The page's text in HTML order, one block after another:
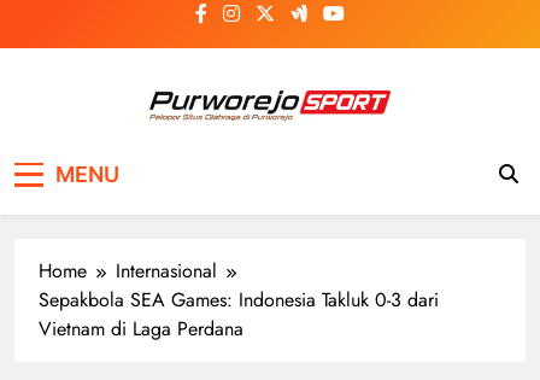
to
MENU
Home
Internasional
Sepakbola SEA Games: Indonesia Takluk 0-3 dari
Vietnam di Laga Perdana